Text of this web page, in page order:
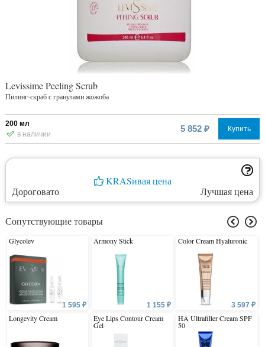
Levissime Peeling Scrub
Пилинг-скраб с гранулами жожоба
200 мл
в наличии
5 852 ₽ Купить
KRASивая цена
Дороговато
Лучшая цена
Сопутствующие товары
Glycolev
1 595 ₽
Longevity Cream
Armony Stick
1 155 ₽
Eye Lips Contour Cream
Gel
Color Cream Hyaluronic
3 597 ₽
HA Ultrafiller Cream SPF
50